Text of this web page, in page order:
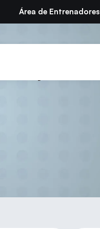
Área de Entrenadores